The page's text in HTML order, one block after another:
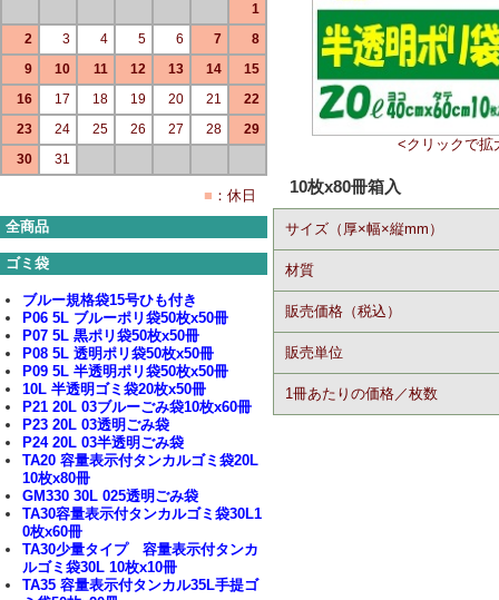
1
2
3 4 5 6 7
8
9
10 11 12 13 14
15
16
17 18 19 20 21
22
23
24 25 26 27 28
29
30
31
■ ：休日
全商品
ゴミ袋
ブルー規格袋15号ひも付き
P06 5L ブルーポリ袋50枚x50冊
P07 5L 黒ポリ袋50枚x50冊
P08 5L 透明ポリ袋50枚x50冊
P09 5L 半透明ポリ袋50枚x50冊
10L 半透明ゴミ袋20枚x50冊
P21 20L 03ブルーごみ袋10枚x60冊
P23 20L 03透明ごみ袋
P24 20L 03半透明ごみ袋
TA20 容量表示付タンカルゴミ袋20L
10枚x80冊
GM330 30L 025透明ごみ袋
TA30容量表示付タンカルゴミ袋30L1
0枚x60冊
TA30少量タイプ 容量表示付タンカ
ルゴミ袋30L 10枚x10冊
TA35 容量表示付タンカル35L手提ゴ
<クリックで拡
10枚x80冊箱入
サイズ（厚×幅×縦mm）
材質
販売価格（税込）
販売単位
1冊あたりの価格／枚数